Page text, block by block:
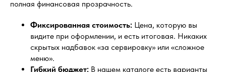
полная финансовая прозрачность.
Фиксированная стоимость: Цена, которую вы
видите при оформлении, и есть итоговая. Никаких
скрытых надбавок «за сервировку» или «сложное
меню».
Гибкий бюджет: В нашем каталоге есть варианты